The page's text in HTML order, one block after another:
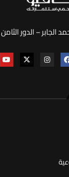
الجابر – الدور